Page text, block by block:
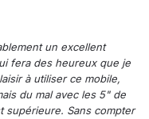
un excellent
fera des heureux que je
à utiliser ce mobile,
du mal avec les 5" de
supérieure. Sans compter